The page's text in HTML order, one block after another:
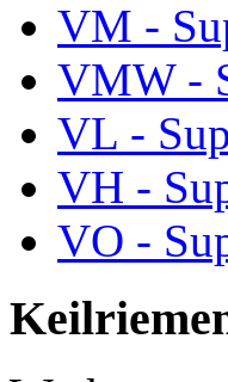
VM -
VMW -
VL -
VH -
VO -